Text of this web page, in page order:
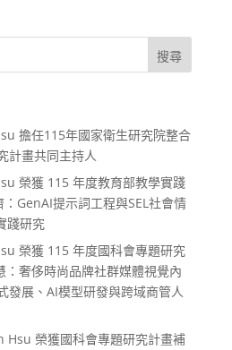
擔任115年國家衛生研究院整合
計畫共同主持人
榮獲 115 年度教育部教學實踐
GenAI提示詞工程與SEL社會情
踐研究
榮獲 115 年度國科會專題研究
：奢侈時尚品牌社群媒體視覺內
發展、AI模型研發與跨域商管人
Hsu 榮獲國科會專題研究計畫補